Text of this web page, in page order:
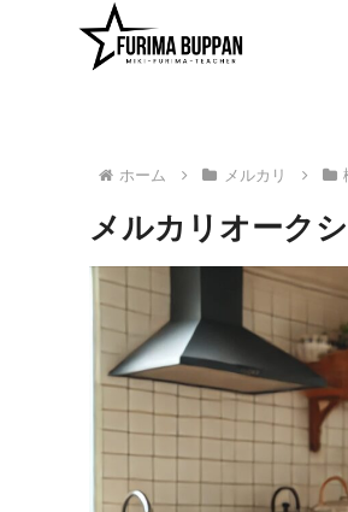
ホーム メルカリ
メルカリオーク